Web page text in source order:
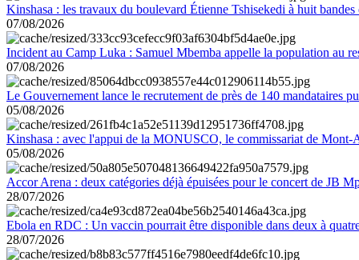
Kinshasa : les travaux du boulevard Étienne Tshisekedi à huit
07/08/2026
Incident au Camp Luka : Samuel Mbemba appelle la population au
07/08/2026
Le Gouvernement lance le recrutement de près de 140 mandataires
05/08/2026
Kinshasa : avec l'appui de la MONUSCO, le commissariat de Mont-
05/08/2026
Accor Arena : deux catégories déjà épuisées pour le concert de JB
28/07/2026
Ebola en RDC : Un vaccin pourrait être disponible dans deux à
28/07/2026